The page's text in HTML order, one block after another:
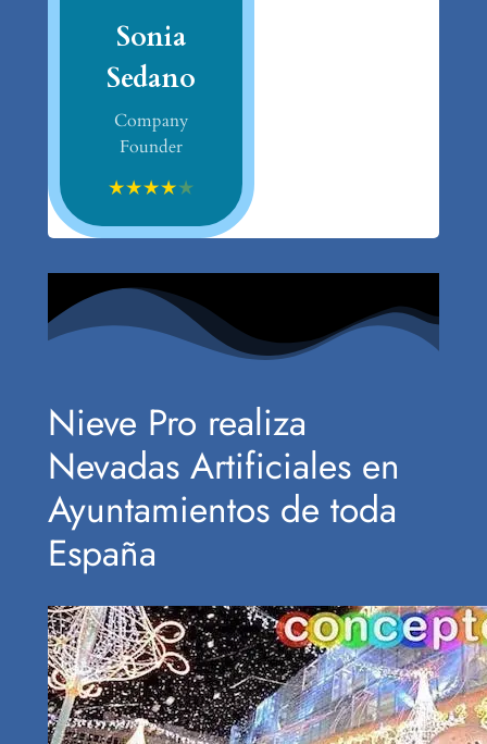
Sonia
Sedano
Company
Founder
★★★★★
Nieve Pro realiza
Nevadas Artificiales en
Ayuntamientos de toda
España